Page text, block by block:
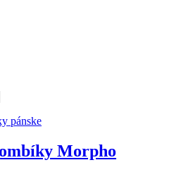
Morpho